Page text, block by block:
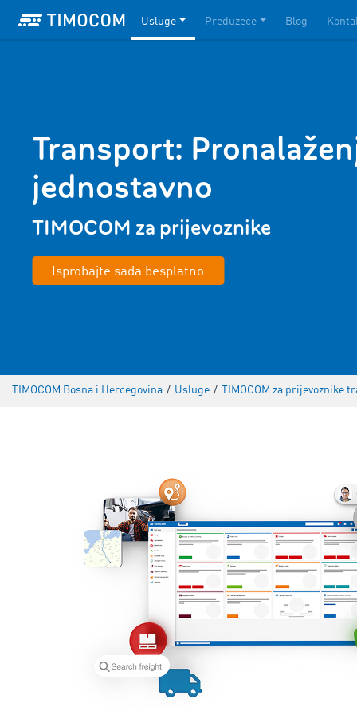
Usluge Preduzeće Blog
Transport:
jednostavno
TIMOCOM za prijevoznike
Isprobajte sada besplatno
TIMOCOM Bosna i Hercegovina / Usluge / TIMOCOM za prijevoznike